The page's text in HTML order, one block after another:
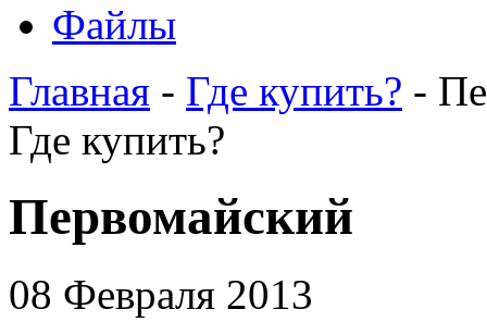
Файлы
Главная - Где купить? -
Где купить?
Первомайский
08 Февраля 2013